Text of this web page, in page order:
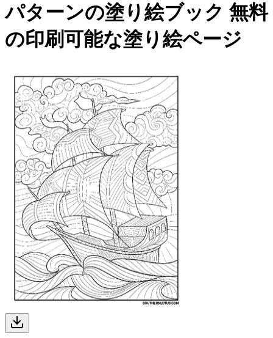
パターンの塗り絵ブック 無料
の印刷可能な塗り絵ページ